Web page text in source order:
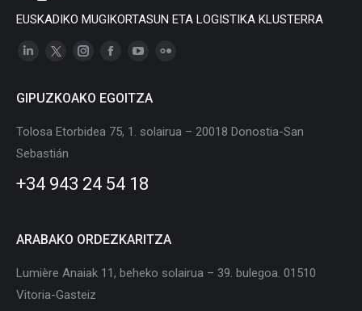
EUSKADIKO MUGIKORTASUN ETA LOGISTIKA KLUSTERRA
Linkedin
opens
in
X
opens
in
Instagram
opens
in
Facebook
opens
in
opens
GIPUZKOAKO EGOITZA
Tolosa Etorbidea 75, 1. solairua – 20018 Donostia-San
Sebastián
+34 943 24 54 18
ARABAKO ORDEZKARITZA
Lumière Anaiak 11, beheko solairua – 39. bulegoa. 01510
Vitoria-Gasteiz